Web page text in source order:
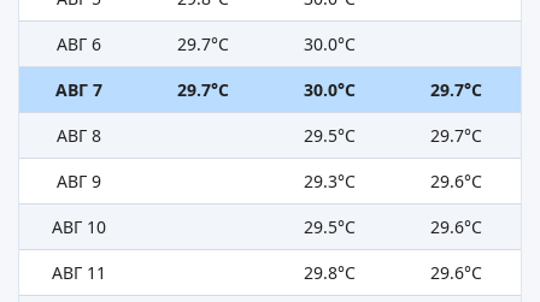
АВГ 6
29.7°C
30.0°C
АВГ 7
29.7°C 30.0°C
29.7°C
АВГ 8
29.5°C
29.7°C
АВГ 9
29.3°C
29.6°C
АВГ 10
29.5°C
29.6°C
АВГ 11
29.8°C
29.6°C